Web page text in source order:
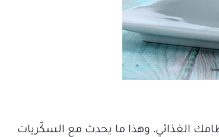
الغذائي، وهذا ما يحدث مع السكّريات